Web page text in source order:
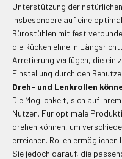
Unterstützung der
insbesondere auf eine
Bürostühlen mit fest
die Rückenlehne in
Arretierung verfügen, die ein
Einstellung durch den
Dreh- und Lenkrollen
Die Möglichkeit, sich auf
Nutzen. Für optimale
drehen können, um
erreichen. Rollen ermöglichen
Sie jedoch darauf, die